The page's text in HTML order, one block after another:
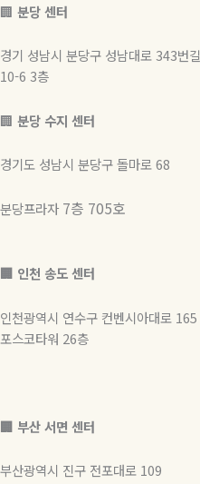
🏢 분당 센터
경기 성남시 분당구 성남대로 343번길
10-6 3층
🏢 분당 수지 센터
경기도 성남시 분당구 돌마로 68
분당프라자 7층 705호
🏢 인천 송도 센터
인천광역시 연수구 컨벤시아대로 165
포스코타워 26층
🏢 부산 서면 센터
부산광역시 진구 전포대로 109